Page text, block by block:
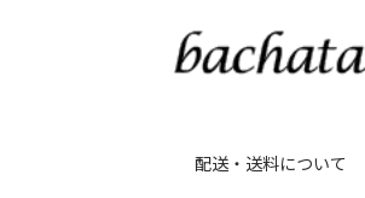
配送・送料について